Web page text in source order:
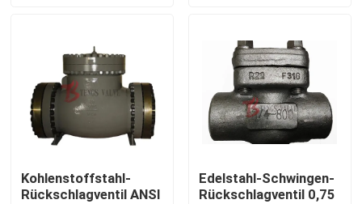
Fordern Sie ein Zitat
Stahlguss Absperrschieber
Rückschlagklappe
Kohlenstoffstahl-
Rückschlagventil ANSI
Edelstahl-Schwingen-
Rückschlagventil 0,75